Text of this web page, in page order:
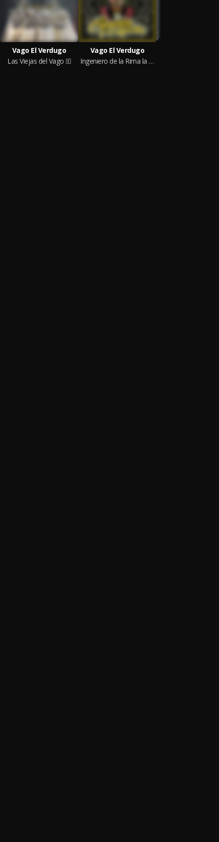
Vago El Verdugo
Las Viejas del Vago
Vago El Verdugo
Ingeniero de la Rima la Creación Perfecta, Vol. 2